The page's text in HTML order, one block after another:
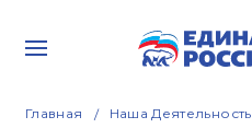
Главная Наша Деятельность